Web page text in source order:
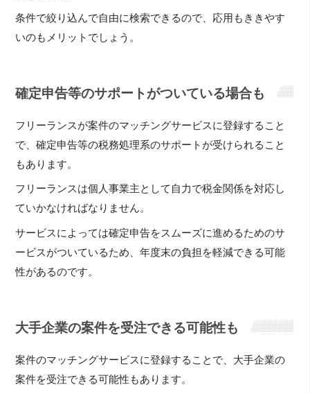
条件で絞り込んで自由に検索できるので、応用もききやす
いのもメリットでしょう。
確定申告等のサポートがついている場合も
フリーランスが案件のマッチングサービスに登録すること
で、確定申告等の税務処理系のサポートが受けられること
もあります。
フリーランスは個人事業主として自力で税金関係を対応し
ていかなければなりません。
サービスによっては確定申告をスムーズに進めるためのサ
ービスがついているため、年度末の負担を軽減できる可能
性があるのです。
大手企業の案件を受注できる可能性も
案件のマッチングサービスに登録することで、大手企業の
案件を受注できる可能性もあります。